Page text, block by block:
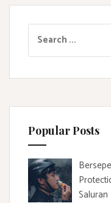
a
r
h
o
r
:
Popular Posts